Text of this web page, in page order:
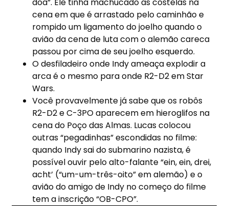
doa”. Ele tinha machucado as costelas na
cena em que é arrastado pelo caminhão e
rompido um ligamento do joelho quando o
avião da cena de luta com o alemão careca
passou por cima de seu joelho esquerdo.
O desfiladeiro onde Indy ameaça explodir a
arca é o mesmo para onde R2-D2 em Star
Wars.
Você provavelmente já sabe que os robôs
R2-D2 e C-3PO aparecem em hieroglifos na
cena do Poço das Almas. Lucas colocou
outras “pegadinhas” escondidas no filme:
quando Indy sai do submarino nazista, é
possível ouvir pelo alto-falante “ein, ein, drei,
acht’ (“um-um-três-oito” em alemão) e o
avião do amigo de Indy no começo do filme
tem a inscrição “OB-CPO”.